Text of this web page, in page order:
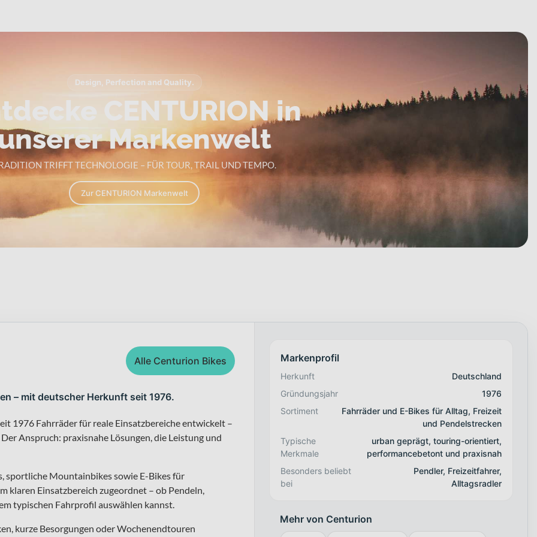
Design, Perfection and Quality.
CENTURION in
Markenwelt
TRIFFT TECHNOLOGIE – FÜR TOUR, TRAIL UND TEMPO.
Zur CENTURION Markenwelt
Alle Centurion Bikes
– mit deutscher Herkunft seit 1976.
1976 Fahrräder für reale Einsatzbereiche entwickelt –
Anspruch: praxisnahe Lösungen, die Leistung und
sportliche Mountainbikes sowie E-Bikes für
klaren Einsatzbereich zugeordnet – ob Pendeln,
typischen Fahrprofil auswählen kannst.
kurze Besorgungen oder Wochenendtouren
Markenprofil
Herkunft
Deutschland
Gründungsjahr
1976
Sortiment
Fahrräder und E-Bikes für Alltag, Freizeit
und Pendelstrecken
Typische
Merkmale
urban geprägt, touring-orientiert,
performancebetont und praxisnah
Besonders beliebt
bei
Pendler, Freizeitfahrer,
Alltagsradler
Mehr von Centurion